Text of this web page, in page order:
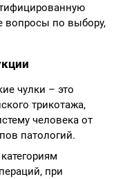
вопросы по выбору,
чулки – это
трикотажа,
человека от
патологий.
при